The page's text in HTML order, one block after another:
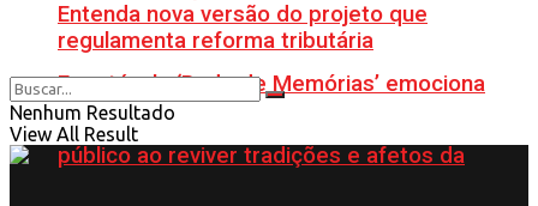
Espetáculo ‘Rede de Memórias’ emociona
público ao reviver tradições e afetos da
Entenda nova versão do projeto que
regulamenta reforma tributária
Nenhum Resultado
View All Result